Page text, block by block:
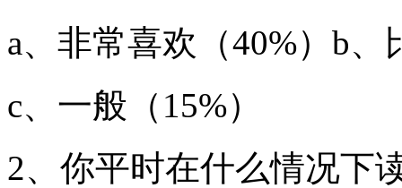
a、非常喜欢（40%）b、
c、一般（15%）
2、你平时在什么情况下